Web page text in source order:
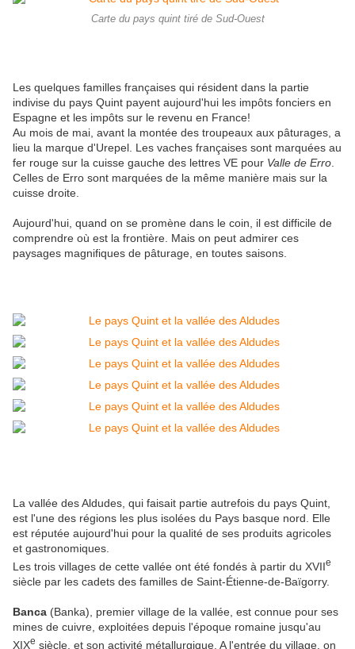
Carte du pays quint tiré de Sud-Ouest
Les quelques familles françaises qui résident dans la partie
indivise du pays Quint payent aujourd'hui les impôts fonciers en
Espagne et les impôts sur le revenu en France!
Au mois de mai, avant la montée des troupeaux aux pâturages, a
lieu la marque d'Urepel. Les vaches françaises sont marquées au
fer rouge sur la cuisse gauche des lettres VE pour Valle de Erro
Celles de Erro sont marquées de la même manière mais sur la
cuisse droite.
Aujourd'hui, quand on se promène dans le coin, il est difficile de
comprendre où est la frontière. Mais on peut admirer ces
paysages magnifiques de pâturage, en toutes saisons.
La vallée des Aldudes, qui faisait partie autrefois du pays Quint,
est l'une des régions les plus isolées du Pays basque nord. Elle
est réputée aujourd'hui pour la qualité de ses produits agricoles
et gastronomiques.
Les trois villages de cette vallée ont été fondés à partir du XVIIe
siècle par les cadets des familles de Saint-Étienne-de-Baïgorry.
Banca (Banka), premier village de la vallée, est connue pour ses
mines de cuivre, exploitées depuis l'époque romaine jusqu'au
XIXe siècle, et son activité métallurgique. A l'entrée du village, on